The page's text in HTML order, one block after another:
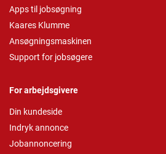
Apps til jobsøgning
Kaares Klumme
Ansøgningsmaskinen
Support for jobsøgere
For arbejdsgivere
Din kundeside
Indryk annonce
Jobannoncering